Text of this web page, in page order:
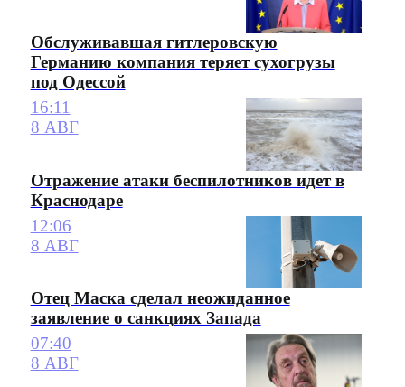
Обслуживавшая гитлеровскую
Германию компания теряет сухогрузы
под Одессой
16:11
8 АВГ
Отражение атаки беспилотников идет в
Краснодаре
12:06
8 АВГ
Отец Маска сделал неожиданное
заявление о санкциях Запада
07:40
8 АВГ